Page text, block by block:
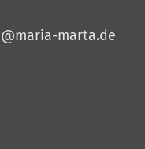
marta.de